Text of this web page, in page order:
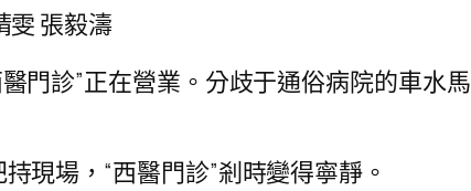
雯 張毅濤
門診”正在營業。分歧于通俗病院的車水
現場，“西醫門診”剎時變得寧靜。